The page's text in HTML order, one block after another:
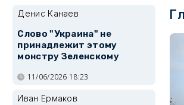
Денис Канаев
Слово "Украина" не
принадлежит этому
монстру Зеленскому
11/06/2026 18:23
Иван Ермаков